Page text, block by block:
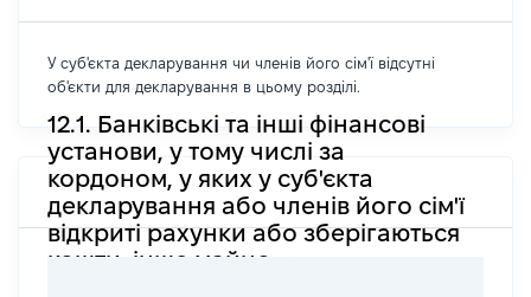
У суб'єкта декларування чи членів його сім'ї відсутні
об'єкти для декларування в цьому розділі.
12.1. Банківські та інші фінансові
установи, у тому числі за
кордоном, у яких у суб'єкта
декларування або членів його сім'ї
відкриті рахунки або зберігаються
кошти, інше майно